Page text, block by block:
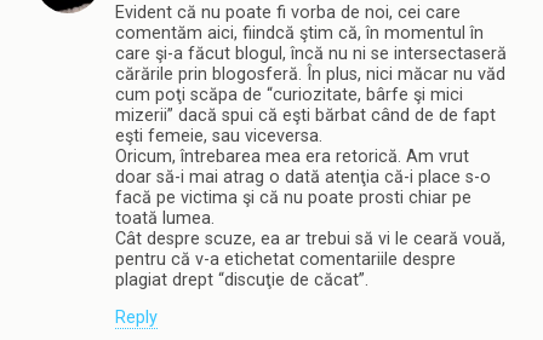
Evident că nu poate fi vorba de noi, cei care
comentăm aici, fiindcă ştim că, în momentul în
care şi-a făcut blogul, încă nu ni se intersectaseră
cărările prin blogosferă. În plus, nici măcar nu văd
cum poţi scăpa de “curiozitate, bârfe şi mici
mizerii” dacă spui că eşti bărbat când de de fapt
eşti femeie, sau viceversa.
Oricum, întrebarea mea era retorică. Am vrut
doar să-i mai atrag o dată atenţia că-i place s-o
facă pe victima şi că nu poate prosti chiar pe
toată lumea.
Cât despre scuze, ea ar trebui să vi le ceară vouă,
pentru că v-a etichetat comentariile despre
plagiat drept “discuţie de căcat”.
Reply